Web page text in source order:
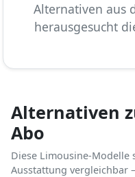
Alternativen aus
herausgesucht
Alternativen
Abo
Diese Limousine-Modelle
Ausstattung